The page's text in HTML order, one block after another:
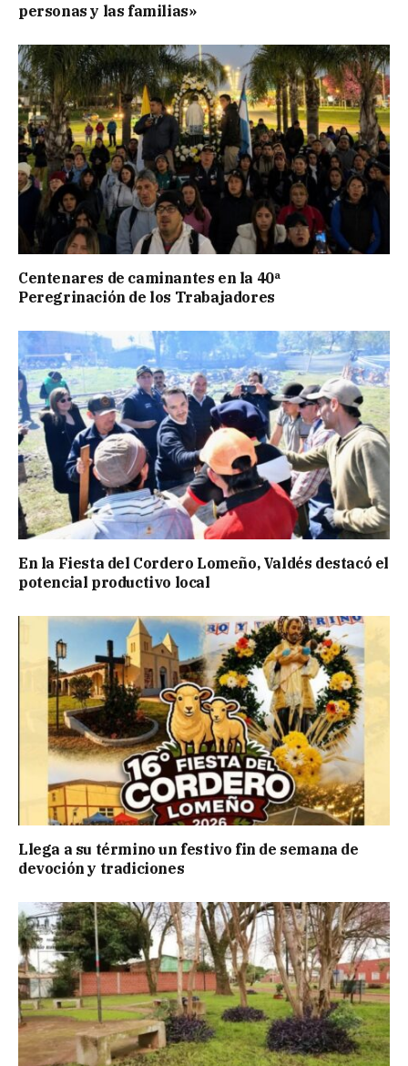
personas y las familias»
Centenares de caminantes en la 40ª
Peregrinación de los Trabajadores
En la Fiesta del Cordero Lomeño, Valdés destacó el
potencial productivo local
Llega a su término un festivo fin de semana de
devoción y tradiciones